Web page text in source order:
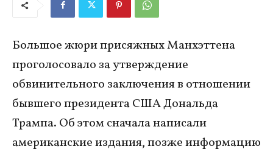
Большое жюри присяжных Манхэттена
проголосовало за утверждение
обвинительного заключения в отношении
бывшего президента США Дональда
Трампа. Об этом сначала написали
американские издания, позже информацию